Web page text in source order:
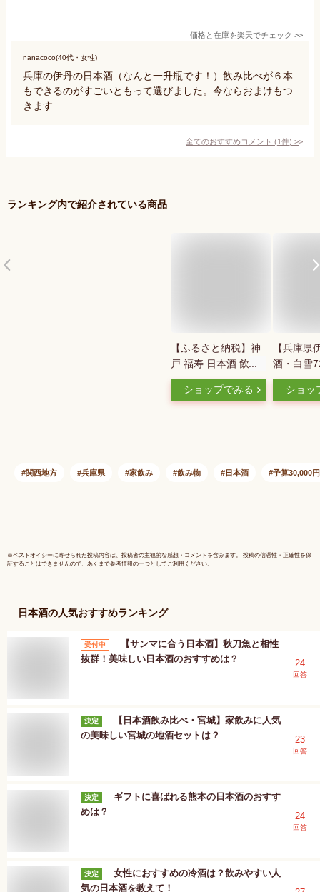
価格と在庫を楽天でチェック >>
nanacoco(40代・女性)
兵庫の伊丹の日本酒（なんと一升瓶です！）飲み比べが６本
もできるのがすごいともって選びました。今ならおまけもつ
きます
全てのおすすめコメント (1件) >
ランキング内で紹介されている商品
【ふるさと納税】神
戸 福寿 日本酒 飲み
比べ 3本 セット | 大
吟醸 純米吟醸 純米
すすめ 兵庫県 神戸
ショップでみる
【兵庫県
酒・白雪
比べ6本
本酒 飲
ショッ
関西地方 兵庫県 家飲み 飲み物 日本酒 予算30,000
※ベストオイシーに寄せられた投稿内容は、投稿者の主観的な感想・コメントを含みます。 投稿の信憑性・正確性を保
証することはできませんので、あくまで参考情報の一つとしてご利用ください。
日本酒の人気おすすめランキング
受付中
【サンマに合う日本酒】秋刀魚と相性
抜群！美味しい日本酒のおすすめは？
24
回答
決定
【日本酒飲み比べ・宮城】家飲みに人気
の美味しい宮城の地酒セットは？
23
回答
決定
ギフトに喜ばれる熊本の日本酒のおすす
めは？
24
回答
決定
女性におすすめの冷酒は？飲みやすい人
気の日本酒を教えて！